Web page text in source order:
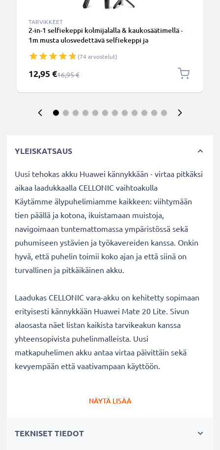
TARVIKKEET
2-in-1 selfiekeppi kolmijalalla & kaukosäätimellä -
1m musta ulosvedettävä selfiekeppi ja
kaukosäätimellä puhelimelle ja kameralle -
iPhonelle, GoProlle, Androidille ynm.
(74 arvostelut)
Erikoishinta
12,95 €Normaali hinta
16,95 €
YLEISKATSAUS
Uusi tehokas akku Huawei kännykkään - virtaa pitkäksi
aikaa laadukkaalla CELLONIC vaihtoakulla
Käytämme älypuhelimiamme kaikkeen: viihtymään
tien päällä ja kotona, ikuistamaan muistoja,
navigoimaan tuntemattomassa ympäristössä sekä
puhumiseen ystävien ja työkavereiden kanssa. Onkin
hyvä, että puhelin toimii koko ajan ja että siinä on
turvallinen ja pitkäikäinen akku.
Laadukas CELLONIC vara-akku on kehitetty sopimaan
erityisesti kännykkään Huawei Mate 20 Lite. Sivun
alaosasta näet listan kaikista tarvikeakun kanssa
yhteensopivista puhelinmalleista. Uusi
matkapuhelimen akku antaa virtaa päivittäin sekä
kevyempään että vaativampaan käyttöön.
lataamiselta
NÄYTÄ LISÄÄ
TEKNISET TIEDOT